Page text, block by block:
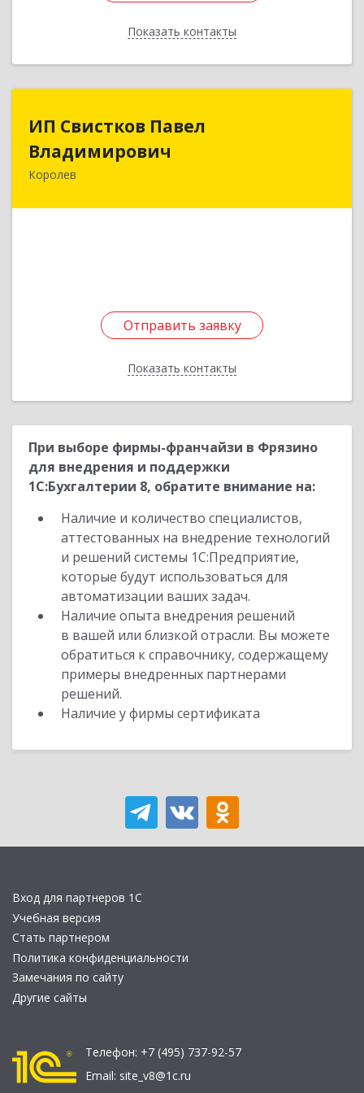
Показать контакты
Назад
ИП Свистков Павел
Владимирович
Королев
Отправить заявку
Показать контакты
Владимирович
141080, Московская обл, Королев г, Горького
Отправить заявку
Назад
При выборе фирмы-франчайзи в Фрязино
для внедрения и поддержки
1С:Бухгалтерии 8, обратите внимание на:
Наличие и количество специалистов,
аттестованных на внедрение технологий
и решений системы 1С:Предприятие,
которые будут использоваться для
автоматизации ваших задач.
Наличие опыта внедрения решений
в вашей или близкой отрасли. Вы можете
обратиться к справочнику, содержащему
примеры внедренных партнерами
решений.
Наличие у фирмы сертификата
Вход для партнеров 1С
Учебная версия
Стать партнером
Политика конфиденциальности
Замечания по сайту
Другие сайты
Телефон: +7 (495) 737-92-57
Email: site_v8@1c.ru